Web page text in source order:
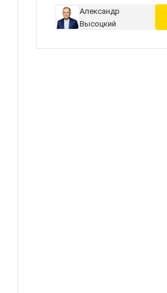
Александр
Высоцкий